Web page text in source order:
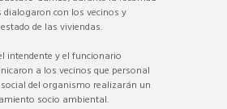
con los vecinos y
de las viviendas.
intendente y el funcionario
a los vecinos que personal
del organismo realizarán un
socio ambiental.